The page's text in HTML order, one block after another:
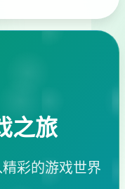
之旅
彩的游戏世界